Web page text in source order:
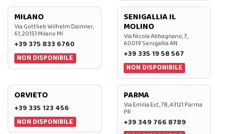
MILANO
Via Gottlieb Wilhelm Daimler,
61, 20151 Milano MI
+39 375 833 6760
NON DISPONIBILE
SENIGALLIA IL
MOLINO
Via Nicola Abbagnano, 7,
60019 Senigallia AN
+39 335 19 58 567
NON DISPONIBILE
ORVIETO
+39 335 123 456
NON DISPONIBILE
PARMA
Via Emilia Est, 7B, 43121 Parma
PR
+39 349 766 8789